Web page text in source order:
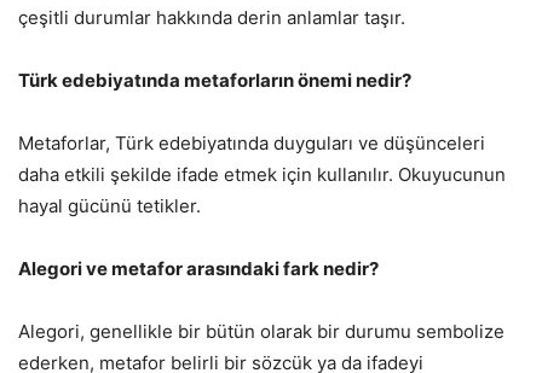
çeşitli durumlar hakkında derin anlamlar taşır.
Türk edebiyatında metaforların önemi nedir?
Metaforlar, Türk edebiyatında duyguları ve düşünceleri
daha etkili şekilde ifade etmek için kullanılır. Okuyucunun
hayal gücünü tetikler.
Alegori ve metafor arasındaki fark nedir?
Alegori, genellikle bir bütün olarak bir durumu sembolize
ederken, metafor belirli bir sözcük ya da ifadeyi